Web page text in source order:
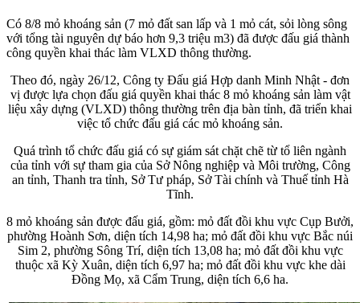
Có 8/8 mỏ khoáng sản (7 mỏ đất san lấp và 1 mỏ cát, sỏi lòng sông
với tổng tài nguyên dự báo hơn 9,3 triệu m3) đã được đấu giá thành
công quyền khai thác làm VLXD thông thường.
Theo đó, ngày 26/12, Công ty Đấu giá Hợp danh Minh Nhật - đơn
vị được lựa chọn đấu giá quyền khai thác 8 mỏ khoáng sản làm vật
liệu xây dựng (VLXD) thông thường trên địa bàn tỉnh, đã triển khai
việc tổ chức đấu giá các mỏ khoáng sản.
Quá trình tổ chức đấu giá có sự giám sát chặt chẽ từ tổ liên ngành
của tỉnh với sự tham gia của Sở Nông nghiệp và Môi trường, Công
an tỉnh, Thanh tra tỉnh, Sở Tư pháp, Sở Tài chính và Thuế tỉnh Hà
Tĩnh.
8 mỏ khoáng sản được đấu giá, gồm: mỏ đất đồi khu vực Cụp Bưởi,
phường Hoành Sơn, diện tích 14,98 ha; mỏ đất đồi khu vực Bắc núi
Sim 2, phường Sông Trí, diện tích 13,08 ha; mỏ đất đồi khu vực
thuộc xã Kỳ Xuân, diện tích 6,97 ha; mỏ đất đồi khu vực khe dài
Đồng Mọ, xã Cẩm Trung, diện tích 6,6 ha.